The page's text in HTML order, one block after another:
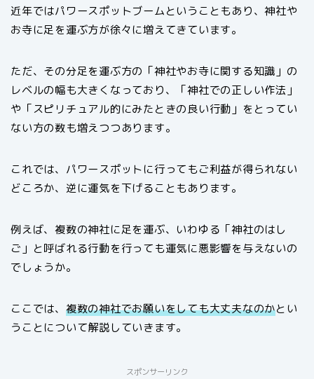
近年ではパワースポットブームということもあり、神社や
お寺に足を運ぶ方が徐々に増えてきています。
ただ、その分足を運ぶ方の「神社やお寺に関する知識」の
レベルの幅も大きくなっており、「神社での正しい作法」
や「スピリチュアル的にみたときの良い行動」をとってい
ない方の数も増えつつあります。
これでは、パワースポットに行ってもご利益が得られない
どころか、逆に運気を下げることもあります。
例えば、複数の神社に足を運ぶ、いわゆる「神社のはし
ご」と呼ばれる行動を行っても運気に悪影響を与えないの
でしょうか。
ここでは、 複数の神社でお願いをしても大丈夫なのかとい
うことについて解説していきます。
スポンサーリンク